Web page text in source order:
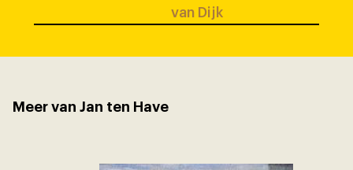
van Dijk
Meer van Jan ten Have